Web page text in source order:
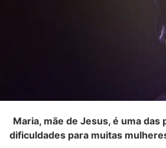
Maria, mãe de Jesus, é uma
dificuldades para muitas